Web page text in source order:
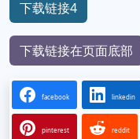
下载链接4
下载链接在页面底部
facebook linkedin
pinterest reddit